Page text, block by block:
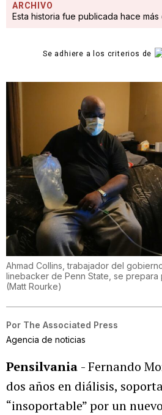
ARCHIVO
Esta historia fue publicada hace más
Se adhiere a los criterios de
Ahmad Collins, trabajador del
linebacker de Penn State, se prepara
(Matt Rourke)
Por The Associated Press
Agencia de noticias
Pensilvania - Fernando
dos años en diálisis,
“insoportable” por un